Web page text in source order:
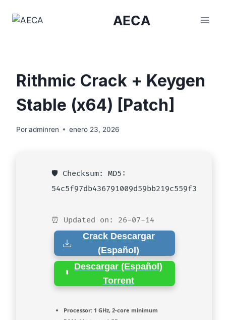
AECA
Rithmic Crack + Keygen
Stable (x64) [Patch]
Poradminren enero 23, 2026
🛡️ Checksum: MD5:
54c5f97db436791009d59bb219c559f3
⏰ Updated on: 26-07-14
Crack Descargar
(Español)
Descargar (Español)
Torrent
Processor: 1 GHz, 2-core minimum